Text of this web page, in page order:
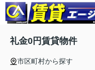
礼金0円賃貸物件
市区町村から探す